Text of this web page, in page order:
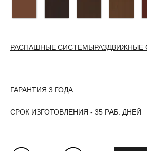
РАСПАШНЫЕ СИСТЕМЫРАЗДВИЖНЫЕ
ГАРАНТИЯ 3 ГОДА
СРОК ИЗГОТОВЛЕНИЯ - 35 РАБ. ДНЕЙ